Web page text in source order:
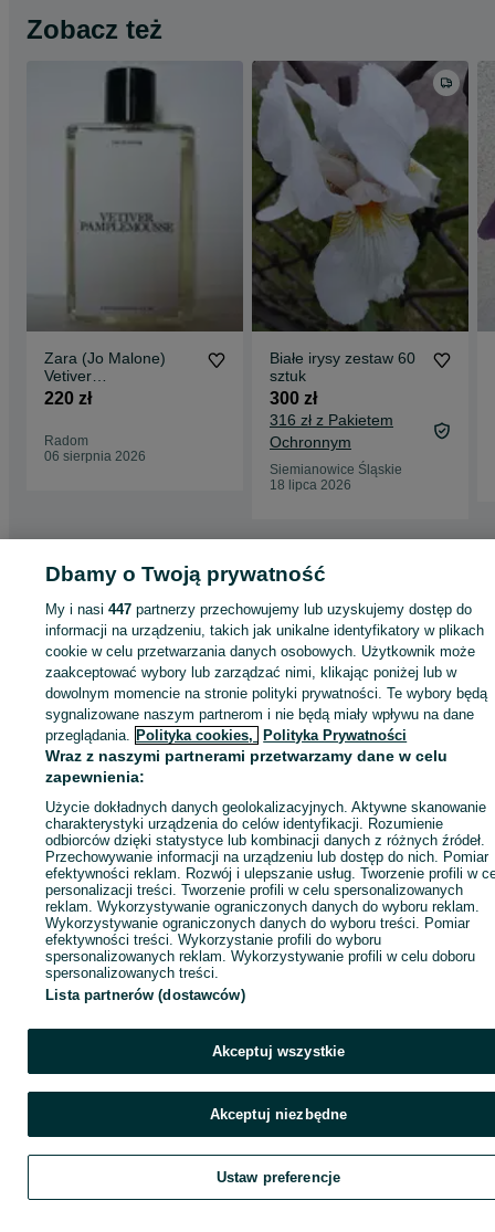
Zobacz też
Zara (Jo Malone)
Vetiver
Pamplemousse -
220 zł
Radom
06 sierpnia 2026
Białe irysy zestaw 60
sztuk
300 zł
316 zł z Pakietem
Ochronnym
Siemianowice Śląskie
18 lipca 2026
Strona główna Zdrowie i Uroda Perfumy Uniseks
perfumowane - Fabryczna
KATEGORIA
ID:1074060849 Wyświetlenia:
Dbamy o Twoją prywatność
My i nasi447 partnerzy przechowujemy lub uzyskujemy dostęp do
informacji na urządzeniu, takich jak unikalne identyfikatory w plikach
cookie w celu przetwarzania danych osobowych. Użytkownik może
zaakceptować wybory lub zarządzać nimi, klikając poniżej lub w
dowolnym momencie na stronie polityki prywatności. Te wybory będą
sygnalizowane naszym partnerom i nie będą miały wpływu na dane
przeglądania. Polityka cookies, Polityka Prywatności
Wraz z naszymi partnerami przetwarzamy dane w celu
zapewnienia:
Użycie dokładnych danych geolokalizacyjnych. Aktywne skanowanie
charakterystyki urządzenia do celów identyfikacji. Rozumienie
odbiorców dzięki statystyce lub kombinacji danych z różnych źródeł.
Przechowywanie informacji na urządzeniu lub dostęp do nich. Pomiar
efektywności reklam. Rozwój i ulepszanie usług. Tworzenie profili w
personalizacji treści. Tworzenie profili w celu spersonalizowanych
reklam. Wykorzystywanie ograniczonych danych do wyboru reklam.
Wykorzystywanie ograniczonych danych do wyboru treści. Pomiar
efektywności treści. Wykorzystanie profili do wyboru
spersonalizowanych reklam. Wykorzystywanie profili w celu doboru
spersonalizowanych treści.
Lista partnerów (dostawców)
Akceptuj wszystkie
Akceptuj niezbędne
Ustaw preferencje